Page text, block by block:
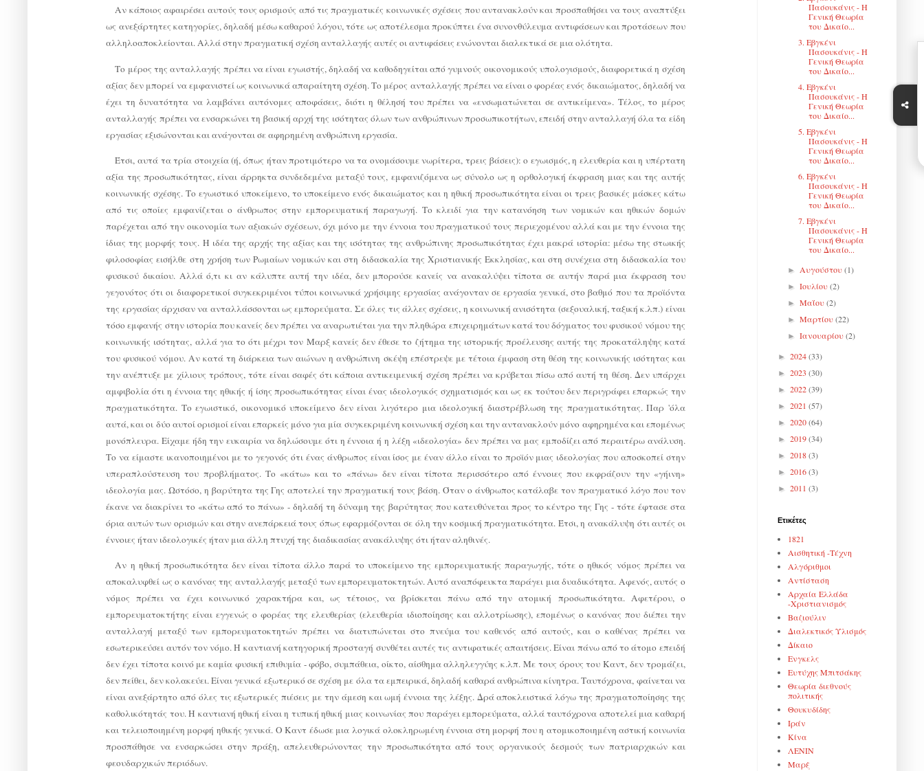
Αν κάποιος αφαιρέσει αυτούς τους ορισμούς από τις πραγματικές κοινωνικές σχέσεις που αντανακλούν και προσπαθήσει να τους αναπτύξει
ως ανεξάρτητες κατηγορίες, δηλαδή μέσω καθαρού λόγου, τότε ως αποτέλεσμα προκύπτει ένα συνονθύλευμα αντιφάσεων και προτάσεων που
αλληλοαποκλείονται. Αλλά στην πραγματική σχέση ανταλλαγής αυτές οι αντιφάσεις ενώνονται διαλεκτικά σε μια ολότητα.
Το μέρος της ανταλλαγής πρέπει να είναι εγωιστής, δηλαδή να καθοδηγείται από γυμνούς οικονομικούς υπολογισμούς, διαφορετικά η σχέση
αξίας δεν μπορεί να εμφανιστεί ως κοινωνικά απαραίτητη σχέση. Το μέρος ανταλλαγής πρέπει να είναι ο φορέας ενός δικαιώματος, δηλαδή να
έχει τη δυνατότητα να λαμβάνει αυτόνομες αποφάσεις, διότι η θέλησή του πρέπει να «ενσωματώνεται σε αντικείμενα». Τέλος, το μέρος
ανταλλαγής πρέπει να ενσαρκώνει τη βασική αρχή της ισότητας όλων των ανθρώπινων προσωπικοτήτων, επειδή στην ανταλλαγή όλα τα είδη
εργασίας εξισώνονται και ανάγονται σε αφηρημένη ανθρώπινη εργασία.
Έτσι, αυτά τα τρία στοιχεία (ή, όπως ήταν προτιμότερο να τα ονομάσουμε νωρίτερα, τρεις βάσεις): ο εγωισμός, η ελευθερία και η υπέρτατη
αξία της προσωπικότητας, είναι άρρηκτα συνδεδεμένα μεταξύ τους, εμφανιζόμενα ως σύνολο ως η ορθολογική έκφραση μιας και της αυτής
κοινωνικής σχέσης. Το εγωιστικό υποκείμενο, το υποκείμενο ενός δικαιώματος και η ηθική προσωπικότητα είναι οι τρεις βασικές μάσκες κάτω
από τις οποίες εμφανίζεται ο άνθρωπος στην εμπορευματική παραγωγή. Το κλειδί για την κατανόηση των νομικών και ηθικών δομών
παρέχεται από την οικονομία των αξιακών σχέσεων, όχι μόνο με την έννοια του πραγματικού τους περιεχομένου αλλά και με την έννοια της
ίδιας της μορφής τους. Η ιδέα της αρχής της αξίας και της ισότητας της ανθρώπινης προσωπικότητας έχει μακρά ιστορία: μέσω της στωικής
φιλοσοφίας εισήλθε στη χρήση των Ρωμαίων νομικών και στη διδασκαλία της Χριστιανικής Εκκλησίας, και στη συνέχεια στη διδασκαλία του
φυσικού δικαίου. Αλλά ό,τι κι αν κάλυπτε αυτή την ιδέα, δεν μπορούσε κανείς να ανακαλύψει τίποτα σε αυτήν παρά μια έκφραση του
γεγονότος ότι οι διαφορετικοί συγκεκριμένοι τύποι κοινωνικά χρήσιμης εργασίας ανάγονταν σε εργασία γενικά, στο βαθμό που τα προϊόντα
της εργασίας άρχισαν να ανταλλάσσονται ως εμπορεύματα. Σε όλες τις άλλες σχέσεις, η κοινωνική ανισότητα (σεξουαλική, ταξική κ.λπ.) είναι
τόσο εμφανής στην ιστορία που κανείς δεν πρέπει να αναρωτιέται για την πληθώρα επιχειρημάτων κατά του δόγματος του φυσικού νόμου της
κοινωνικής ισότητας, αλλά για το ότι μέχρι τον Μαρξ κανείς δεν έθεσε το ζήτημα της ιστορικής προέλευσης αυτής της προκατάληψης κατά
του φυσικού νόμου. Αν κατά τη διάρκεια των αιώνων η ανθρώπινη σκέψη επέστρεψε με τέτοια έμφαση στη θέση της κοινωνικής ισότητας και
την ανέπτυξε με χίλιους τρόπους, τότε είναι σαφές ότι κάποια αντικειμενική σχέση πρέπει να κρύβεται πίσω από αυτή τη θέση. Δεν υπάρχει
αμφιβολία ότι η έννοια της ηθικής ή ίσης προσωπικότητας είναι ένας ιδεολογικός σχηματισμός και ως εκ τούτου δεν περιγράφει επαρκώς την
πραγματικότητα. Το εγωιστικό, οικονομικό υποκείμενο δεν είναι λιγότερο μια ιδεολογική διαστρέβλωση της πραγματικότητας. Παρ 'όλα
αυτά, και οι δύο αυτοί ορισμοί είναι επαρκείς μόνο για μία συγκεκριμένη κοινωνική σχέση και την αντανακλούν μόνο αφηρημένα και επομένως
μονόπλευρα. Είχαμε ήδη την ευκαιρία να δηλώσουμε ότι η έννοια ή η λέξη «ιδεολογία» δεν πρέπει να μας εμποδίζει από περαιτέρω ανάλυση.
Το να είμαστε ικανοποιημένοι με το γεγονός ότι ένας άνθρωπος είναι ίσος με έναν άλλο είναι το προϊόν μιας ιδεολογίας που αποσκοπεί στην
υπεραπλούστευση του προβλήματος. Το «κάτω» και το «πάνω» δεν είναι τίποτα περισσότερο από έννοιες που εκφράζουν την «γήινη»
ιδεολογία μας. Ωστόσο, η βαρύτητα της Γης αποτελεί την πραγματική τους βάση. Όταν ο άνθρωπος κατάλαβε τον πραγματικό λόγο που τον
έκανε να διακρίνει το «κάτω από το πάνω» - δηλαδή τη δύναμη της βαρύτητας που κατευθύνεται προς το κέντρο της Γης - τότε έφτασε στα
όρια αυτών των ορισμών και στην ανεπάρκειά τους όπως εφαρμόζονται σε όλη την κοσμική πραγματικότητα. Έτσι, η ανακάλυψη ότι αυτές οι
έννοιες ήταν ιδεολογικές ήταν μια άλλη πτυχή της διαδικασίας ανακάλυψης ότι ήταν αληθινές.
Αν η ηθική προσωπικότητα δεν είναι τίποτα άλλο παρά το υποκείμενο της εμπορευματικής παραγωγής, τότε ο ηθικός νόμος πρέπει να
αποκαλυφθεί ως ο κανόνας της ανταλλαγής μεταξύ των εμπορευματοκτητών. Αυτό αναπόφευκτα παράγει μια δυαδικότητα. Αφενός, αυτός ο
νόμος πρέπει να έχει κοινωνικό χαρακτήρα και, ως τέτοιος, να βρίσκεται πάνω από την ατομική προσωπικότητα. Αφετέρου, ο
εμπορευματοκτήτης είναι εγγενώς ο φορέας της ελευθερίας (ελευθερία ιδιοποίησης και αλλοτρίωσης), επομένως ο κανόνας που διέπει την
ανταλλαγή μεταξύ των εμπορευματοκτητών πρέπει να διατυπώνεται στο πνεύμα του καθενός από αυτούς, και ο καθένας πρέπει να
εσωτερικεύσει αυτόν τον νόμο. Η καντιανή κατηγορική προσταγή συνθέτει αυτές τις αντιφατικές απαιτήσεις. Είναι πάνω από το άτομο επειδή
δεν έχει τίποτα κοινό με καμία φυσική επιθυμία - φόβο, συμπάθεια, οίκτο, αίσθημα αλληλεγγύης κ.λπ. Με τους όρους του Καντ, δεν τρομάζει,
δεν πείθει, δεν κολακεύει. Είναι γενικά εξωτερικό σε σχέση με όλα τα εμπειρικά, δηλαδή καθαρά ανθρώπινα κίνητρα. Ταυτόχρονα, φαίνεται να
είναι ανεξάρτητο από όλες τις εξωτερικές πιέσεις με την άμεση και ωμή έννοια της λέξης. Δρά αποκλειστικά λόγω της πραγματοποίησης της
καθολικότητάς του. Η καντιανή ηθική είναι η τυπική ηθική μιας κοινωνίας που παράγει εμπορεύματα, αλλά ταυτόχρονα αποτελεί μια καθαρή
και τελειοποιημένη μορφή ηθικής γενικά. Ο Καντ έδωσε μια λογικά ολοκληρωμένη έννοια στη μορφή που η ατομικοποιημένη αστική κοινωνία
προσπάθησε να ενσαρκώσει στην πράξη, απελευθερώνοντας την προσωπικότητα από τους οργανικούς δεσμούς των πατριαρχικών και
φεουδαρχικών περιόδων.
Πασουκάνις - Η
Γενική Θεωρία
του Δικαίο...
3. Εβγκένι
Πασουκάνις - Η
Γενική Θεωρία
του Δικαίο...
4. Εβγκένι
Πασουκάνις - Η
Γενική Θεωρία
του Δικαίο...
5. Εβγκένι
Πασουκάνις - Η
Γενική Θεωρία
του Δικαίο...
6. Εβγκένι
Πασουκάνις - Η
Γενική Θεωρία
του Δικαίο...
7. Εβγκένι
Πασουκάνις - Η
Γενική Θεωρία
του Δικαίο...
►Αυγούστου(1)
►Ιουλίου(2)
►Μαΐου(2)
►Μαρτίου(22)
►Ιανουαρίου(2)
► 2024(33)
► 2023 (30)
► 2022(39)
► 2021 (57)
► 2020(64)
► 2019(34)
► 2018(3)
► 2016(3)
► 2011 (3)
Ετικέτες
1821
Αισθητική -Τέχνη
Αλγόριθμοι
Αντίσταση
Αρχαία Ελλάδα
-Χριστιανισμός
Βαζιούλιν
Διαλεκτικός Υλισμός
Δίκαιο
Ενγκελς
Ευτύχης Μπιτσάκης
Θεωρία διεθνούς
πολιτικής
Θουκυδίδης
Ιράν
Κίνα
ΛΕΝΙΝ
Μαρξ